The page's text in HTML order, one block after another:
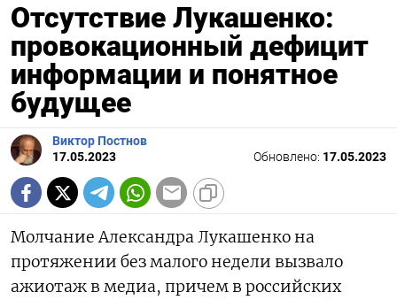
Отсутствие Лукашенко:
провокационный дефицит
информации и понятное
будущее
Виктор Постнов
17.05.2023
Обновлено: 17.05.2023
Молчание Александра Лукашенко на
протяжении без малого недели вызвало
ажиотаж в медиа, причем в российских